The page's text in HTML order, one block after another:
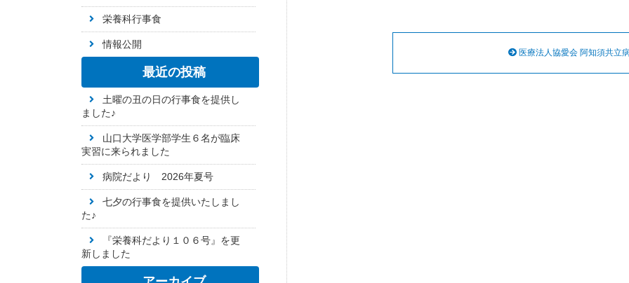
医療法人協愛会 阿知須共立
栄養科行事食
情報公開
最近の投稿
土曜の丑の日の行事食を提供し
ました♪
山口大学医学部学生６名が臨床
実習に来られました
病院だより 2026年夏号
七夕の行事食を提供いたしまし
た♪
『栄養科だより１０６号』を更
新しました